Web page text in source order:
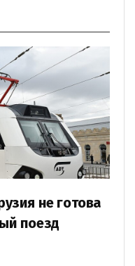
не готова
поезд